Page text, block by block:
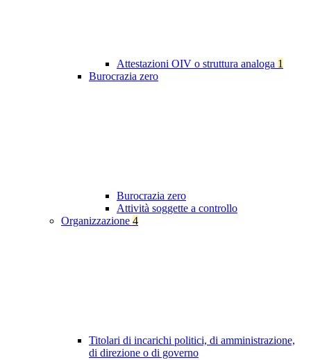
Attestazioni OIV o struttura analoga 1
Burocrazia zero
Burocrazia zero
Attività soggette a controllo
Organizzazione 4
Titolari di incarichi politici, di amministrazione,
di direzione o di governo